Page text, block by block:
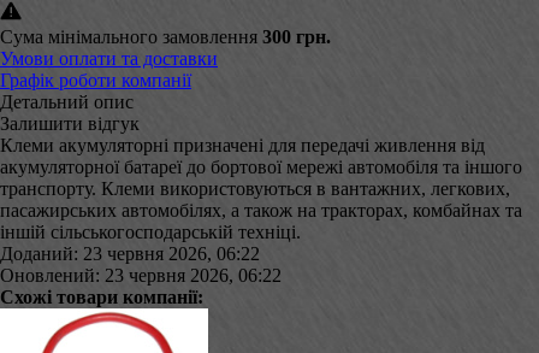
Сума мінімального замовлення 300 грн.
Умови оплати та доставки
Графік роботи компанії
Детальний опис
Залишити відгук
Клеми акумуляторні призначені для передачі живлення від
акумуляторної батареї до бортової мережі автомобіля та іншого
транспорту. Клеми використовуються в вантажних, легкових,
пасажирських автомобілях, а також на тракторах, комбайнах та
іншій сільськогосподарській техніці.
Доданий: 23 червня 2026, 06:22
Оновлений: 23 червня 2026, 06:22
Схожі товари компанії: